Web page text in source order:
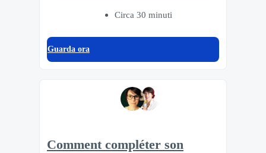
Circa 30 minuti
Guarda ora
Comment compléter son